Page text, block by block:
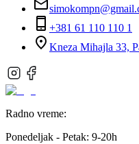
+381 61 110 110 1
Kneza Mihajla 33,
Radno vreme:
Ponedeljak - Petak: 9-20h